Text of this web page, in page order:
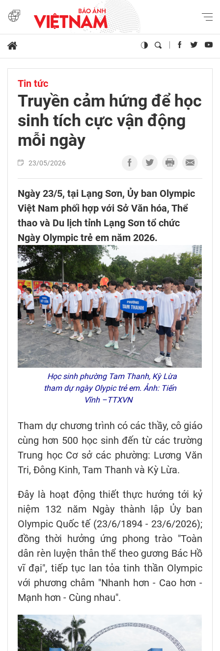
Tin tức
Truyền cảm hứng để học
sinh tích cực vận động
mỗi ngày
23/05/2026
Ngày 23/5, tại Lạng Sơn, Ủy ban Olympic
Việt Nam phối hợp với Sở Văn hóa, Thể
thao và Du lịch tỉnh Lạng Sơn tổ chức
Ngày Olympic trẻ em năm 2026.
Học sinh phường Tam Thanh, Kỳ Lừa
tham dự ngày Olypic trẻ em. Ảnh: Tiến
Vĩnh –TTXVN
Tham dự chương trình có các thầy, cô giáo
cùng hơn 500 học sinh đến từ các trường
Trung học Cơ sở các phường: Lương Văn
Tri, Đông Kinh, Tam Thanh và Kỳ Lừa.
Đây là hoạt động thiết thực hướng tới kỷ
niệm 132 năm Ngày thành lập Ủy ban
Olympic Quốc tế (23/6/1894 - 23/6/2026);
đồng thời hưởng ứng phong trào "Toàn
dân rèn luyện thân thể theo gương Bác Hồ
vĩ đại", tiếp tục lan tỏa tinh thần Olympic
với phương châm "Nhanh hơn - Cao hơn -
Mạnh hơn - Cùng nhau".